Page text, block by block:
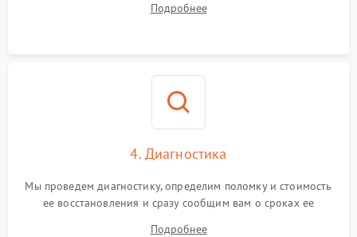
Подробнее
4. Диагностика
Мы проведем диагностику, определим поломку и стоимость
ее восстановления и сразу сообщим вам о сроках ее
Подробнее